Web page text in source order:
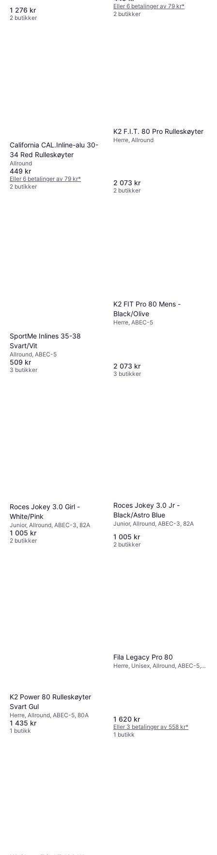
1 276 kr
2 butikker
Eller 6 betalinger av 79 kr*
2 butikker
California CAL.Inline-alu 30-
34 Red Rulleskøyter
Allround
449 kr
Eller 6 betalinger av 79 kr*
2 butikker
K2 F.I.T. 80 Pro Rulleskøyter
Herre, Allround
2 073 kr
2 butikker
SportMe Inlines 35-38
Svart/Vit
Allround, ABEC-5
509 kr
3 butikker
K2 FIT Pro 80 Mens -
Black/Olive
Herre, ABEC-5
2 073 kr
3 butikker
Roces Jokey 3.0 Girl -
White/Pink
Junior, Allround, ABEC-3, 82A
1 005 kr
2 butikker
Roces Jokey 3.0 Jr -
Black/Astro Blue
Junior, Allround, ABEC-3, 82A
1 005 kr
2 butikker
K2 Power 80 Rulleskøyter
Svart Gul
Herre, Allround, ABEC-5, 80A
1 435 kr
1 butikk
Fila Legacy Pro 80
Herre, Unisex, Allround, ABEC-5,
1 620 kr
Eller 3 betalinger av 558 kr*
1 butikk